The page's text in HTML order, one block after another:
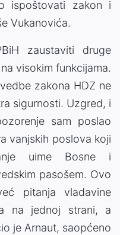
ispoštovati zakon i
Vukanovića.
zaustaviti druge
visokim funkcijama.
zakona HDZ ne
sigurnosti. Uzgred, i
sam poslao
vanjskih poslova koji
uime Bosne i
pasošem. Ovo
pitanja vladavine
na jednoj strani, a
je Arnaut, saopćeno